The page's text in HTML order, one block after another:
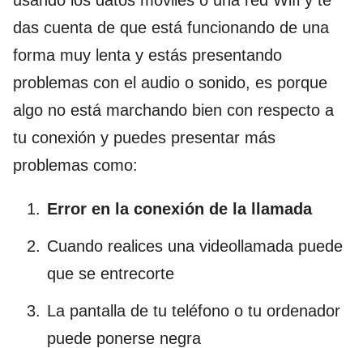
das cuenta de que está funcionando de una
forma muy lenta y estás presentando
problemas con el audio o sonido, es porque
algo no está marchando bien con respecto a
tu conexión y puedes presentar más
problemas como:
Error en la conexión de la llamada
Cuando realices una videollamada puede
que se entrecorte
La pantalla de tu teléfono o tu ordenador
puede ponerse negra